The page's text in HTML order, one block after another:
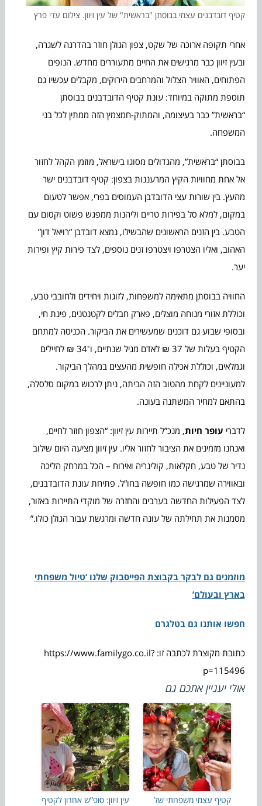
קטיף דובדבנים עצמי בבוסתן "בראשית" של עין זיוון. צילום עדי פרץ
אחרי תקופה ארוכה של שקט, צפון הגולן חוזר בהדרגה לשגרה,
ובעין זיוון כבר מרגישים את החיים מתעוררים מחדש. הנופים
הפתוחים, האוויר הצלול והמרחבים הירוקים, מקבלים עכשיו גם
תוספת מתוקה במיוחד: עונת קטיף הדובדבנים בבוסתן
“בראשית” כבר בעיצומה, והמתוק-חמצמץ הזה ממתין לכל בני
המשפחה.
בבוסתן “בראשית”, מהגדולים מסוגו בישראל, מוזמן הקהל לחזור
אל אחת מחוויות הקיץ המרעננות בצפון: קטיף דובדבנים ישר
מהעץ. בין שורות עצי הדובדבן העמוסים בפרי, אפשר לטעום
במקום, למלא סל בפירות טריים וליהנות ממפגש פשוט וקסום עם
הטבע. בין הזנים הראשונים שהבשילו, נמצא דובדבן “רויאל דון”
האהוב, ואליו הצטרפו ויצטרפו זנים נוספים, לצד פירות קיץ ופירות
יער.
החוויה בבוסתן מתאימה למשפחות, לזוגות ויחידים ולחובבי טבע,
וכוללת אזורי מנוחה מוצלים, פארק חבלים לקטנטנים, פינת חי,
ובסופי שבוע גם דוכנים שמעשירים את הביקור. הכניסה למתחם
הקטיף בעלות של 37 ₪ לאדם מגיל שנתיים, ו־34 ₪ לחיילים
וגמלאים, וכוללת אכילה חופשית מהעצים במהלך הביקור.
למעוניינים לקחת מהטוב הזה הביתה, ניתן לרכוש במקום סלסלה,
בהתאם למחיר המשתנה בעונה.
לדברי עופר חיות, מנכ”ל תיירות עין זיוון: “הצפון חוזר לחיים,
ואנחנו מזמינים את הציבור לחזור אליו. עין זיוון מציעה היום שילוב
נדיר של טבע, חקלאות, קולינריה ואירוח – הכל במרחק הליכה
ובאווירה שמרגישה כמו חופשה בחו”ל. פתיחת עונת הדובדבנים,
לצד הפעילות החדשה בערבים והחזרה של מוקדי התיירות באזור,
מסמנות את תחילתה של עונה חדשה ומרגשת עבור הגולן כולו.”
מוזמנים גם לבקר בקבוצת הפייסבוק שלנו ‘טיול משפחתי
בארץ ובעולם’
חפשו אותנו גם בטלגרם
כתובת מקוצרת לכתבה זו: https://www.familygo.co.il?
p=115496
אולי יעניין אתכם גם
קטיף עצמי משפחתי של
עין זיוון: סופ”ש אחרון לקטיף